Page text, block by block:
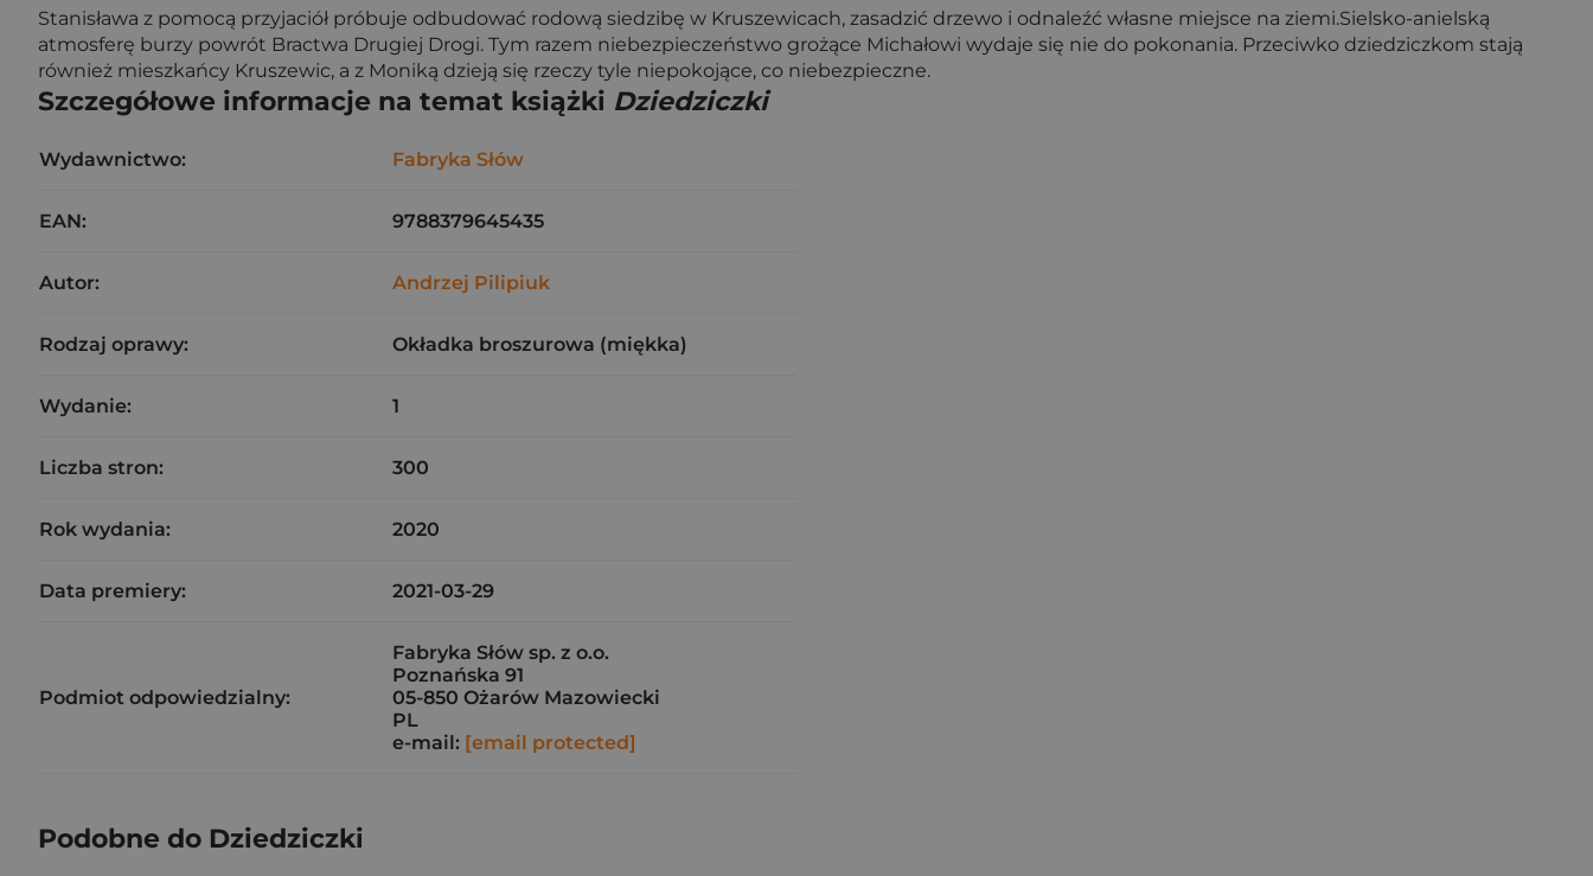
Stanisława z pomocą przyjaciół próbuje odbudować rodową siedzibę w Kruszewicach, zasadzić drzewo i odnaleźć własne miejsce na ziemi.Sielsko-anielską
atmosferę burzy powrót Bractwa Drugiej Drogi. Tym razem niebezpieczeństwo grożące Michałowi wydaje się nie do pokonania. Przeciwko dziedziczkom stają
również mieszkańcy Kruszewic, a z Moniką dzieją się rzeczy tyle niepokojące, co niebezpieczne.
Szczegółowe informacje na temat książki Dziedziczki
Wydawnictwo: Fabryka Słów
EAN: 9788379645435
Autor: Andrzej Pilipiuk
Rodzaj oprawy: Okładka broszurowa (miękka)
Wydanie: 1
Liczba stron: 300
Rok wydania: 2020
Data premiery: 2021-03-29
Podmiot odpowiedzialny:
Fabryka Słów sp. z o.o.
Poznańska 91
05-850 Ożarów Mazowiecki
PL
e-mail: [email protected]
Podobne do Dziedziczki